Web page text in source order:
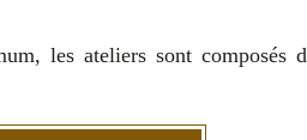
les ateliers sont composés